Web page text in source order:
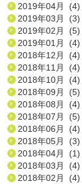
2019年04月 (4)
2019年03月 (3)
2019年02月 (5)
2019年01月 (4)
2018年12月 (4)
2018年11月 (4)
2018年10月 (4)
2018年09月 (5)
2018年08月 (4)
2018年07月 (5)
2018年06月 (4)
2018年05月 (3)
2018年04月 (1)
2018年03月 (4)
2018年02月 (4)